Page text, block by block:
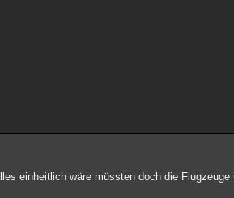
einheitlich wäre müssten doch die Flugzeuge